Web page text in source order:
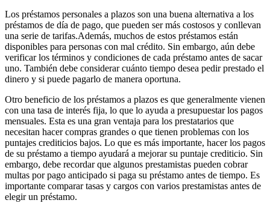
Los préstamos personales a plazos son una buena alternativa a los
préstamos de día de pago, que pueden ser más costosos y conllevan
una serie de tarifas.Además, muchos de estos préstamos están
disponibles para personas con mal crédito. Sin embargo, aún debe
verificar los términos y condiciones de cada préstamo antes de sacar
uno. También debe considerar cuánto tiempo desea pedir prestado el
dinero y si puede pagarlo de manera oportuna.
Otro beneficio de los préstamos a plazos es que generalmente vienen
con una tasa de interés fija, lo que lo ayuda a presupuestar los pagos
mensuales. Esta es una gran ventaja para los prestatarios que
necesitan hacer compras grandes o que tienen problemas con los
puntajes crediticios bajos. Lo que es más importante, hacer los pagos
de su préstamo a tiempo ayudará a mejorar su puntaje crediticio. Sin
embargo, debe recordar que algunos prestamistas pueden cobrar
multas por pago anticipado si paga su préstamo antes de tiempo. Es
importante comparar tasas y cargos con varios prestamistas antes de
elegir un préstamo.